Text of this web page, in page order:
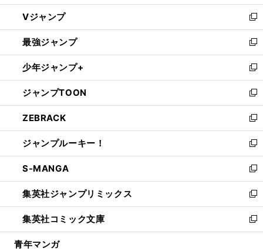
ウ
ィ
ン
ド
ウ
で
開
く
し
い
ウ
ィ
ン
ド
ウ
で
開
く
Vジャンプ
新
し
い
ウ
ィ
ン
ド
ウ
で
開
く
最強ジャンプ
新
し
い
ウ
ィ
ン
ド
ウ
で
開
く
少年ジャンプ+
新
し
い
ウ
ィ
ン
ド
ウ
で
開
く
ジャンプTOON
新
し
い
ウ
ィ
ン
ド
ウ
で
開
く
ZEBRACK
新
し
い
ウ
ィ
ン
ド
ウ
で
開
ジャンプルーキー！
新
し
い
ウ
ィ
ン
ド
ウ
S-MANGA
新
し
い
ウ
ィ
ン
集英社ジャンプリミックス
新
し
い
ウ
集英社コミック文庫
新
し
青年マンガ